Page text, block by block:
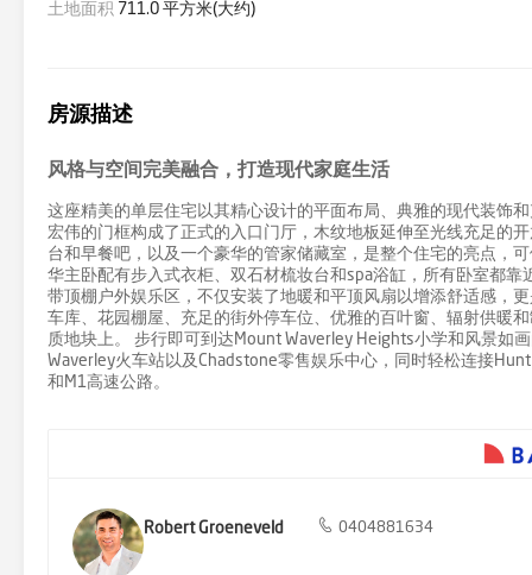
土地面积 711.0 平方米(大约)
房源描述
风格与空间完美融合，打造现代家庭生活
这座精美的单层住宅以其精心设计的平面布局、典雅的现代装饰
宏伟的门框构成了正式的入口门厅，木纹地板延伸至光线充足的
台和早餐吧，以及一个豪华的管家储藏室，是整个住宅的亮点，
华主卧配有步入式衣柜、双石材梳妆台和spa浴缸，所有卧室都
带顶棚户外娱乐区，不仅安装了地暖和平顶风扇以增添舒适感，
车库、花园棚屋、充足的街外停车位、优雅的百叶窗、辐射供暖
质地块上。 步行即可到达Mount Waverley Heights小学和风景如
Waverley火车站以及Chadstone零售娱乐中心，同时轻松连接
和M1高速公路。
Robert Groeneveld 0404881634